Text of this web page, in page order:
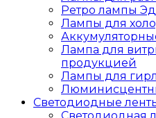
Ретро лампы
Лампы для
Лампа для
продукцией
Лампы для
Светодиодные